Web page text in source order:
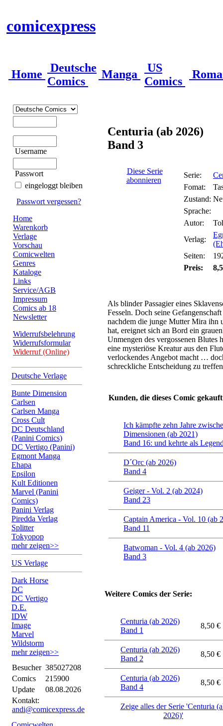
comicexpress
Home
Deutsche
Comics
Manga
US
Comics
Username
Passwort
eingeloggt bleiben
Passwort vergessen?
Home
Warenkorb
Verlage
Vorschau
Comicwelten
Genres
Kataloge
Links
Service/AGB
Impressum
Comics ab 18
Newsletter
Widerrufsbelehrung
Widerrufsformular
Widerruf (Online)
Deutsche Verlage
Bunte Dimension
Carlsen
Carlsen Manga
Cross Cult
DC Deutschland
(Panini Comics)
DC Vertigo (Panini)
Egmont Manga
Ehapa
Epsilon
Kult Editionen
Marvel (Panini
Comics)
Panini Verlag
Piredda Verlag
Splitter
Tokyopop
mehr zeigen>>
US Verlage
Dark Horse
DC
DC Vertigo
D.E.
IDW
Image
Marvel
Wildstorm
mehr zeigen>>
Besucher 385027208
Comics
215900
Update
08.08.2026
Kontakt:
andi@comicexpress.de
Centuria (ab 2026)
Band 3
Diese Serie
abonnieren
Serie:
Fomat:
Zustand:
Sprache:
Autor:
Verlag:
Seiten:
Preis:
Als blinder Passagier eines
Fesseln. Doch seine
nachdem die junge Mutter Mira ihn
hat, ereignet sich an Bord ein
Unmengen des vergossenen Blutes
eine mysteriöse Kreatur aus den
verlockendes Angebot macht …
schreckliche Entscheidung zu
Kunden, die dieses Comic
Ich kämpfte zehn Jahre
Dimensionen (ab 2021)
Band 16: und kehrte als
D´Orc (ab 2026)
Band 4
Geiger - Vol. 2 (ab 2024)
Band 23
Captain America - Vol. 10 (ab
Band 11
Batwoman - Vol. 4 (ab 2026)
Band 3
Weitere Comics der Serie:
Centuria (ab 2026)
Band 1
8,50 €
Centuria (ab 2026)
Band 2
8,50 €
Centuria (ab 2026)
Band 4
8,50 €
Zeige alles der Serie 'Centuria
2026)'